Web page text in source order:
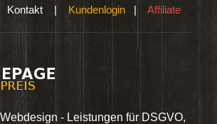
Kontakt | Kundenlogin | Affiliate
- Leistungen für DSGVO,